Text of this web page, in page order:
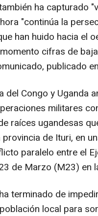
ha capturado
"continúa la
han huido hacia el
cifras de
publicado
del Congo y Uganda
militares
raíces ugandesas
de Ituri, en
paralelo entre el
de Marzo (M23) en
terminado de
local para